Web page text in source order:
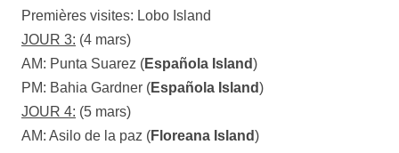
Premières visites: Lobo Island
JOUR 3: (4 mars)
AM: Punta Suarez (Española Island)
PM: Bahia Gardner (Española Island)
JOUR 4: (5 mars)
AM: Asilo de la paz (Floreana Island)